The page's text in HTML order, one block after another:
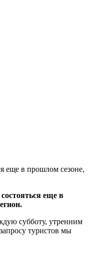
еще в прошлом сезоне,
еще в
субботу, утренним
туристов мы